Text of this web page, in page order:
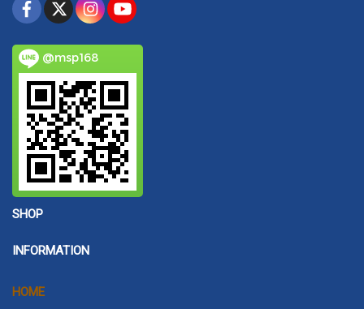
@msp168
SHOP
INFORMATION
HOME